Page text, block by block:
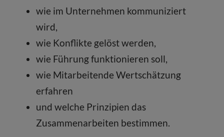
wie im Unternehmen kommuniziert
wird,
wie Konflikte gelöst werden,
wie Führung funktionieren soll,
wie Mitarbeitende Wertschätzung
erfahren
und welche Prinzipien das
Zusammenarbeiten bestimmen.